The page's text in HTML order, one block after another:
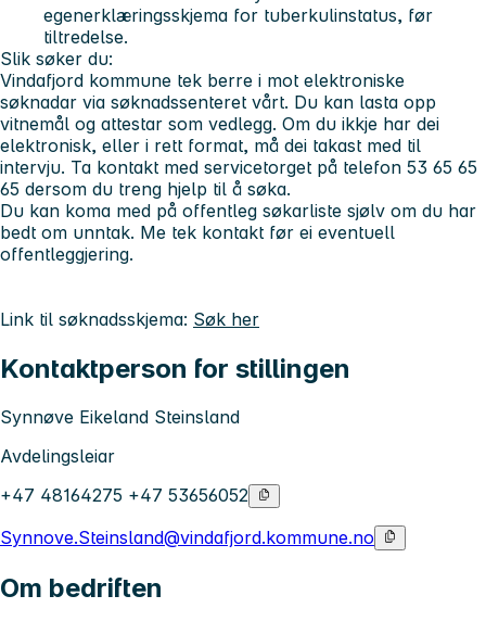
egenerklæringsskjema for tuberkulinstatus, før
tiltredelse.
Slik søker du:
Vindafjord kommune tek berre i mot elektroniske
søknadar via søknadssenteret vårt. Du kan lasta opp
vitnemål og attestar som vedlegg. Om du ikkje har dei
elektronisk, eller i rett format, må dei takast med til
intervju. Ta kontakt med servicetorget på telefon 53 65 65
65 dersom du treng hjelp til å søka.
Du kan koma med på offentleg søkarliste sjølv om du har
bedt om unntak. Me tek kontakt før ei eventuell
offentleggjering.
Link til søknadsskjema: Søk her
Kontaktperson for stillingen
Synnøve Eikeland Steinsland
Avdelingsleiar
+47 48164275 +47 53656052
Synnove.Steinsland@vindafjord.kommune.no
Om bedriften